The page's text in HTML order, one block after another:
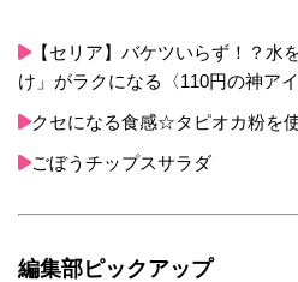
【セリア】バケツいらず！？水
け」がラクになる〈110円の神ア
クセになる食感☆タピオカ粉を
ごぼうチップスサラダ
編集部ピックアップ